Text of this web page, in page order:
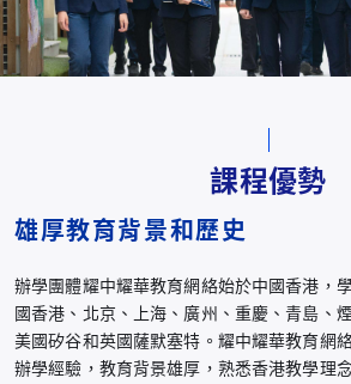
課程優勢
雄厚教育背景和歷史
辦學團體耀中耀華教育網絡始於中國香港，
國香港、北京、上海、廣州、重慶、青島、
美國矽谷和英國薩默塞特。耀中耀華教育網
辦學經驗，教育背景雄厚，熟悉香港教學理